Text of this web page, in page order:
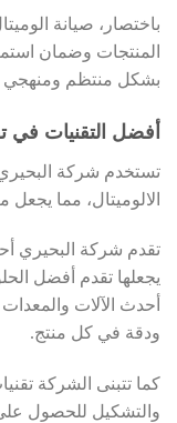
باختصار، صيانة
المنتجات وضمان
بشكل منتظم ومنهجي
أفضل التقنيات في
تستخدم شركة
الالوميتال، مما يجعل
تقدم شركة البحيري
يجعلها تقدم أفضل
أحدث الآلات
ودقة في كل منتج.
كما تتبنى الشركة
والتشكيل للحصول على